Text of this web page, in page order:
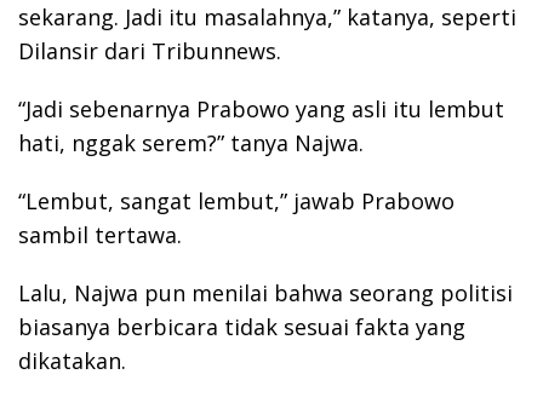
sekarang. Jadi itu masalahnya,” katanya, seperti
Dilansir dari Tribunnews.
“Jadi sebenarnya Prabowo yang asli itu lembut
hati, nggak serem?” tanya Najwa.
“Lembut, sangat lembut,” jawab Prabowo
sambil tertawa.
Lalu, Najwa pun menilai bahwa seorang politisi
biasanya berbicara tidak sesuai fakta yang
dikatakan.